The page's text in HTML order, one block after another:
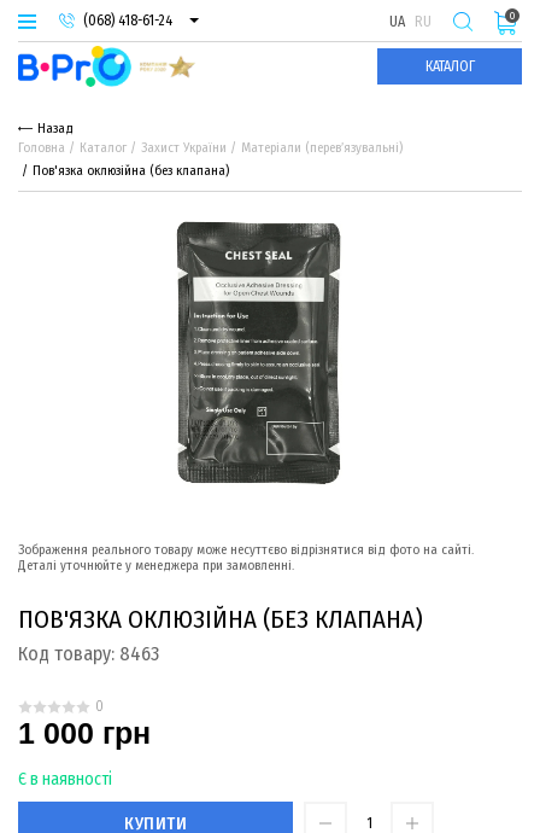
(068) 418-61-24
(093) 974-66-94
(095) 987-29-55
UA RU
КАТАЛОГ
0
Назад
Головна
Каталог Захист України
Матеріали (перев’язувальні)
Пов'язка оклюзійна (без клапана)
Зображення реального товару може несуттєво відрізнятися від фото на сайті.
Деталі уточнюйте у менеджера при замовленні.
ПОВ'ЯЗКА ОКЛЮЗІЙНА (БЕЗ КЛАПАНА)
Код товару: 8463
0
1 000 грн
Є в наявності
КУПИТИ